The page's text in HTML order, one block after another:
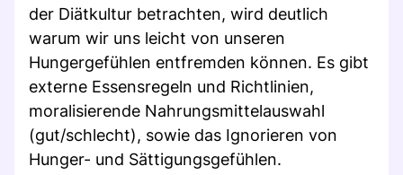
der Diätkultur betrachten, wird deutlich
warum wir uns leicht von unseren
Hungergefühlen entfremden können. Es gibt
externe Essensregeln und Richtlinien,
moralisierende Nahrungsmittelauswahl
(gut/schlecht), sowie das Ignorieren von
Hunger- und Sättigungsgefühlen.